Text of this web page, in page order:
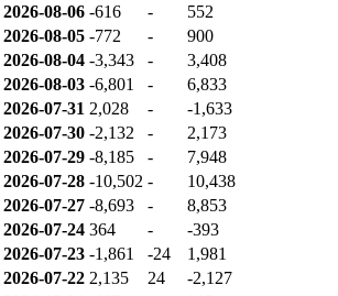
2026-08-06 -616 -
552
2026-08-05 -772 -
900
2026-08-04 -3,343 -
3,408
2026-08-03 -6,801 -
6,833
2026-07-31 2,028 -
-1,633
2026-07-30 -2,132 -
2,173
2026-07-29 -8,185 -
7,948
2026-07-28 -10,502 -
10,438
2026-07-27 -8,693 -
8,853
2026-07-24 364 -
-393
2026-07-23 -1,861 -24
1,981
2026-07-22 2,135 24
-2,127